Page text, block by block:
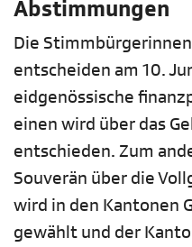
Abstimmungen
Die
entscheiden am 10.
eidgenössische
einen wird über das
entschieden. Zum
Souverän über die
wird in den Kantonen
gewählt und der